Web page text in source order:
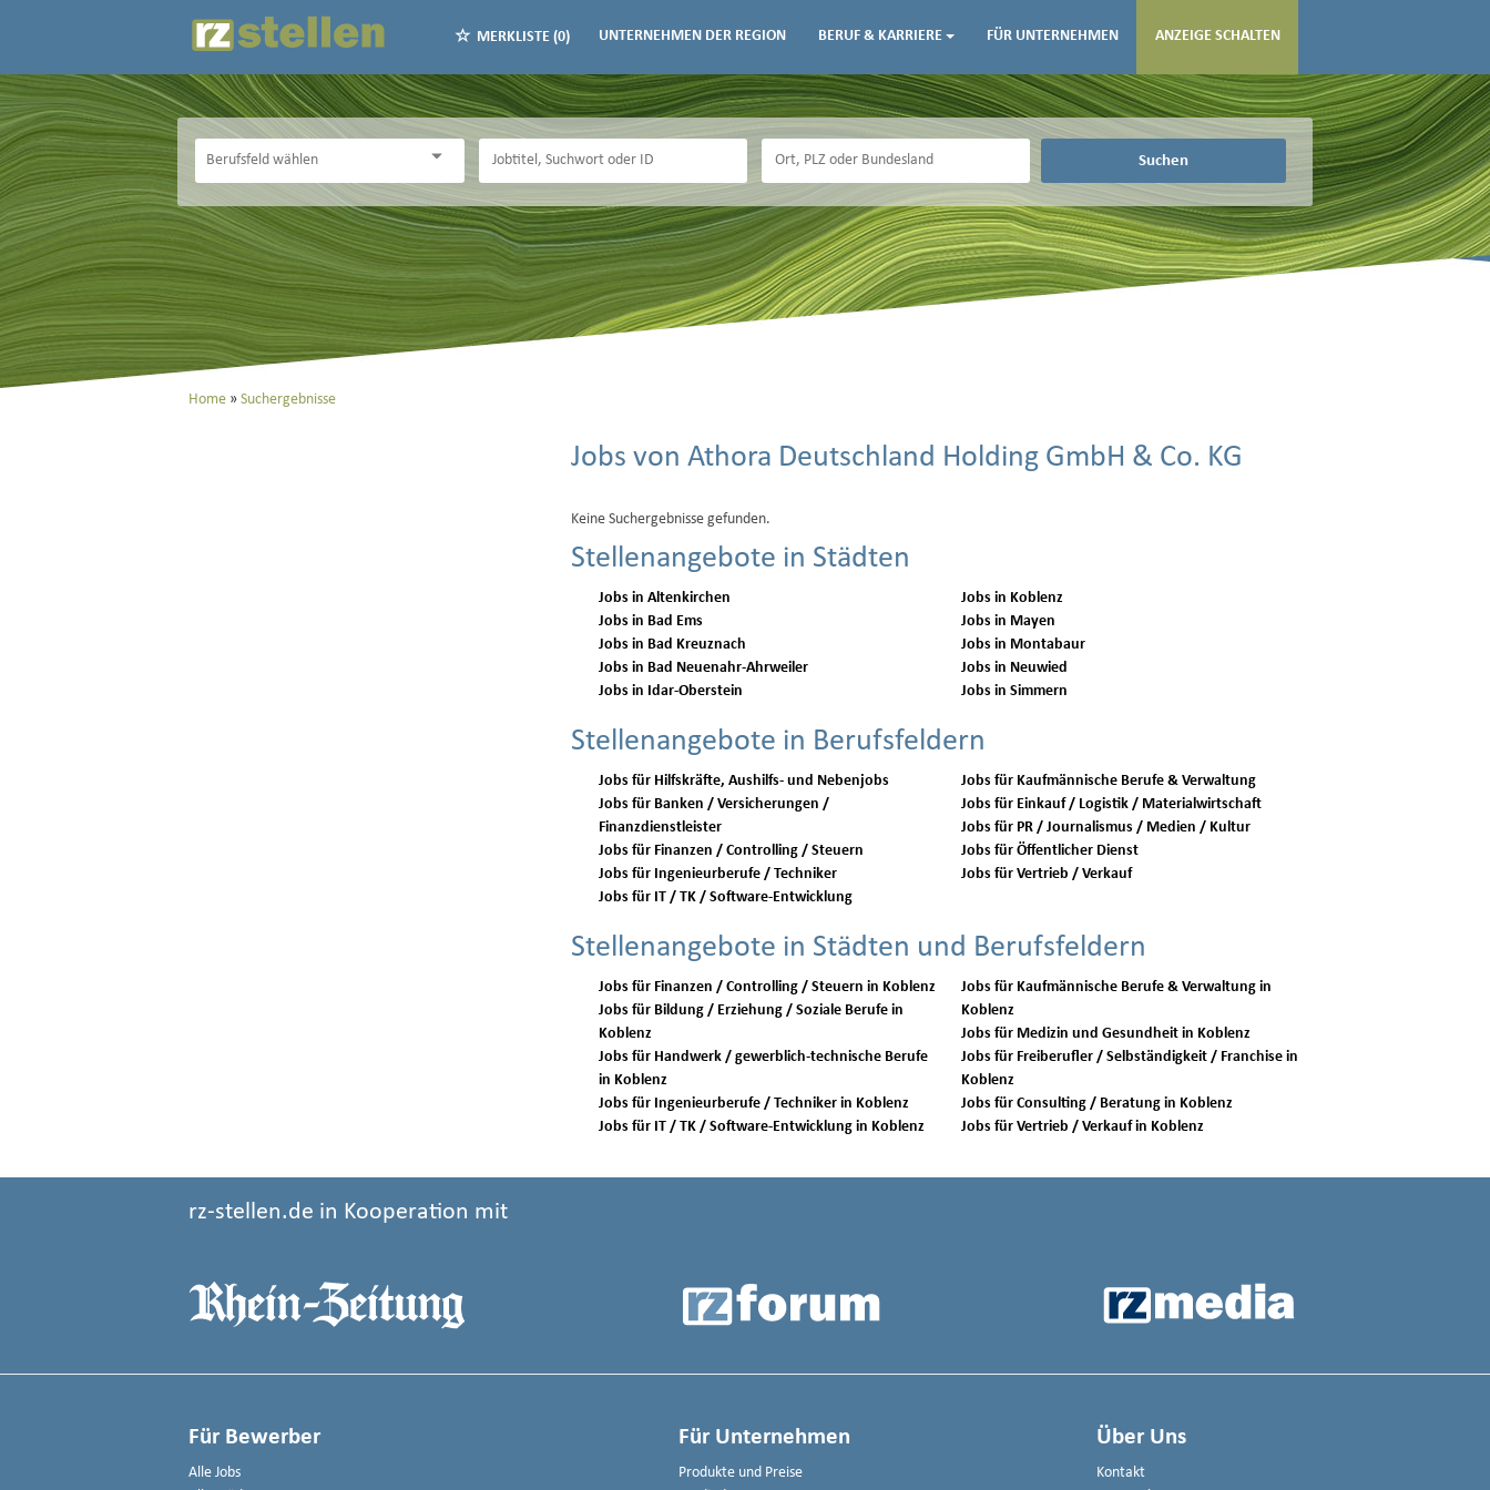
MERKLISTE (0) UNTERNEHMEN DER REGION BERUF & KARRIERE FÜR UNTERNEHMEN ANZEIGE SCHALTEN
Suchen
Home Suchergebnisse
Jobs von Athora Deutschland Holding GmbH & Co. KG
Keine Suchergebnisse gefunden.
Stellenangebote in Städten
Jobs in Altenkirchen
Jobs in Bad Ems
Jobs in Bad Kreuznach
Jobs in Bad Neuenahr-Ahrweiler
Jobs in Idar-Oberstein
Jobs in Koblenz
Jobs in Mayen
Jobs in Montabaur
Jobs in Neuwied
Jobs in Simmern
Stellenangebote in Berufsfeldern
Jobs für Hilfskräfte, Aushilfs- und Nebenjobs
Jobs für Banken / Versicherungen /
Finanzdienstleister
Jobs für Finanzen / Controlling / Steuern
Jobs für Ingenieurberufe / Techniker
Jobs für IT / TK / Software-Entwicklung
Jobs für Kaufmännische Berufe & Verwaltung
Jobs für Einkauf / Logistik / Materialwirtschaft
Jobs für PR / Journalismus / Medien / Kultur
Jobs für Öffentlicher Dienst
Jobs für Vertrieb / Verkauf
Stellenangebote in Städten und Berufsfeldern
Jobs für Finanzen / Controlling / Steuern in Koblenz
Jobs für Bildung / Erziehung / Soziale Berufe in
Koblenz
Jobs für Handwerk / gewerblich-technische Berufe
in Koblenz
Jobs für Ingenieurberufe / Techniker in Koblenz
Jobs für IT / TK / Software-Entwicklung in Koblenz
Jobs für Kaufmännische Berufe & Verwaltung in
Koblenz
Jobs für Medizin und Gesundheit in Koblenz
Jobs für Freiberufler / Selbständigkeit / Franchise in
Koblenz
Jobs für Consulting / Beratung in Koblenz
Jobs für Vertrieb / Verkauf in Koblenz
rz-stellen.de in Kooperation mit
Für Bewerber
Alle Jobs
Für Unternehmen
Produkte und Preise
Über Uns
Kontakt